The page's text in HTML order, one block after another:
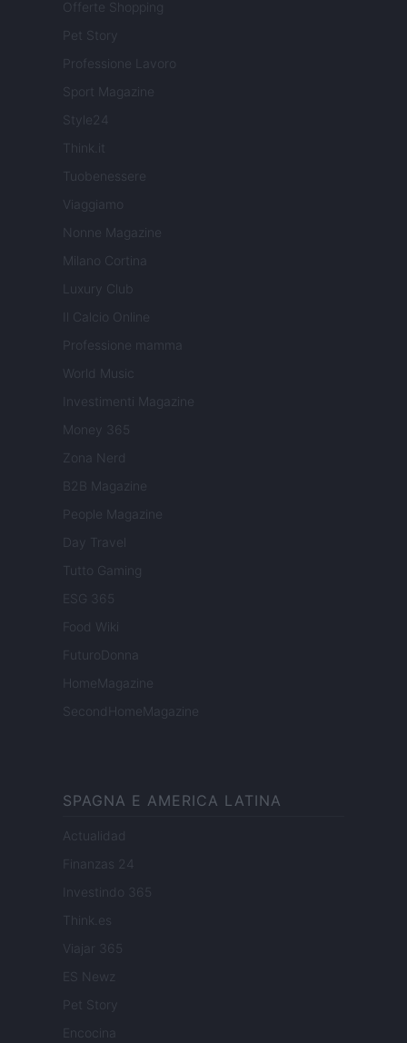
Offerte Shopping
Pet Story
Professione Lavoro
Sport Magazine
Style24
Think.it
Tuobenessere
Viaggiamo
Nonne Magazine
Milano Cortina
Luxury Club
Il Calcio Online
Professione mamma
World Music
Investimenti Magazine
Money 365
Zona Nerd
B2B Magazine
People Magazine
Day Travel
Tutto Gaming
ESG 365
Food Wiki
FuturoDonna
HomeMagazine
SecondHomeMagazine
SPAGNA E AMERICA LATINA
Actualidad
Finanzas 24
Investindo 365
Think.es
Viajar 365
ES Newz
Pet Story
Encocina